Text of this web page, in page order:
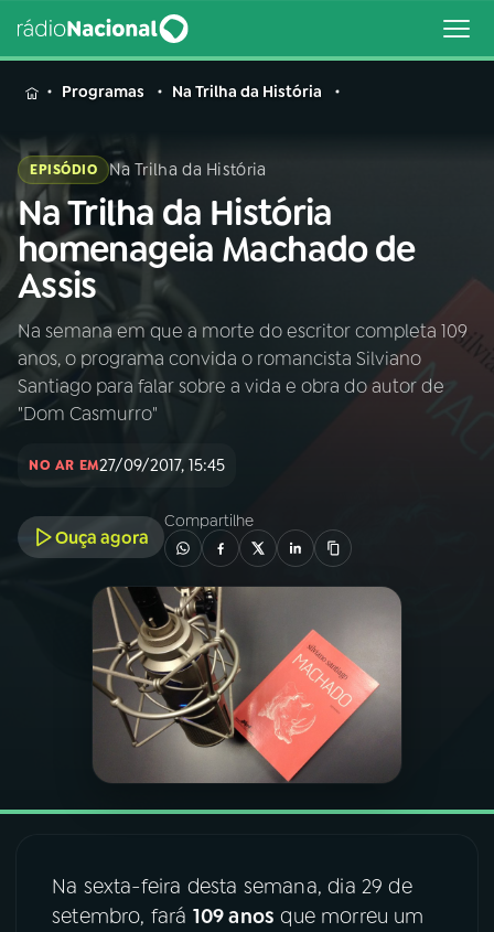
MENU
Buscar
na
Rádio
Nacional
Buscar
AO VIVO
01 INÍCIO
02A RÁDIO
03PROGRAMAÇÃO
PROGRAMAS
PODCASTS
VIDEOCASTS
08FESTIVAL DE MÚSICA
Programas Na Trilha da História
EPISÓDIO Na Trilha da História
Na Trilha da História
homenageia Machado de
Assis
Na semana em que a morte do escritor completa 109
anos, o programa convida o romancista Silviano
Santiago para falar sobre a vida e obra do autor de
"Dom Casmurro"
NO AR EM27/09/2017, 15:45
Ouça agora
Compartilhe
Na sexta-feira desta semana, dia 29 de
setembro, fará 109 anos que morreu um